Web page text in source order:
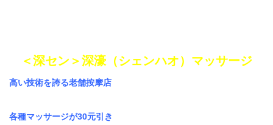
＜深セン＞深濠（シェンハオ）マッサージ
高い技術を誇る老舗按摩店
各種マッサージが30元引き